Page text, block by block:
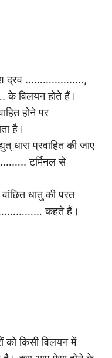
द्रव ………………..,
होते हैं।
होने पर
है।
धारा प्रवाहित की जाए
टर्मिनल से
वांछित धातु की परत
कहते हैं।
को किसी विलयन में